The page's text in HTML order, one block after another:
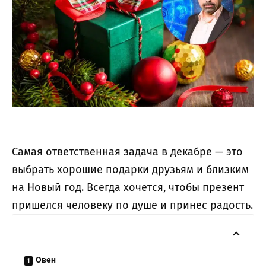
Самая ответственная задача в декабре — это
выбрать хорошие подарки друзьям и близким
на Новый год. Всегда хочется, чтобы презент
пришелся человеку по душе и принес радость.
Овен